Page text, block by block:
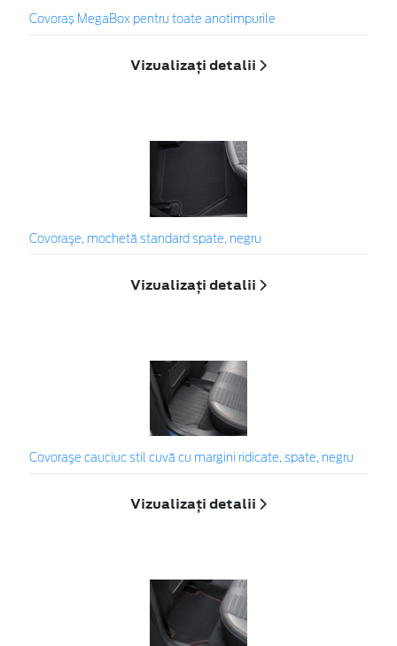
Covoraș MegaBox pentru toate anotimpurile
Vizualizați detalii
Covoraşe, mochetă standard spate, negru
Vizualizați detalii
Covoraşe cauciuc stil cuvă cu margini ridicate, spate, negru
Vizualizați detalii